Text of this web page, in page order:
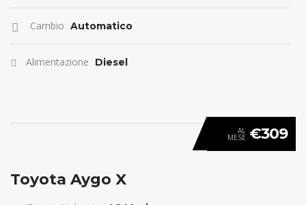
Cambio Automatico
Alimentazione Diesel
ANTICIPO 0
AL
MESE €309
Toyota Aygo X